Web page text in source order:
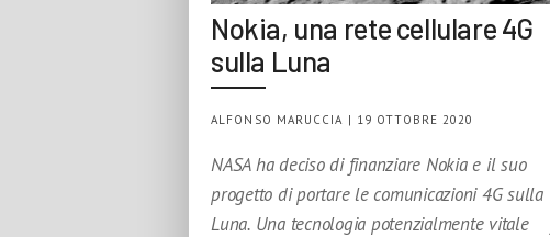
Nokia, una rete cellulare 4G
sulla Luna
ALFONSO MARUCCIA | 19 OTTOBRE 2020
NASA ha deciso di finanziare Nokia e il suo
progetto di portare le comunicazioni 4G sulla
Luna. Una tecnologia potenzialmente vitale